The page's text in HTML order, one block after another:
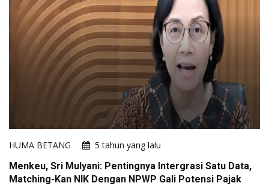
HUMA BETANG
5 tahun yang lalu
Menkeu, Sri Mulyani: Pentingnya Intergrasi Satu Data,
Matching-Kan NIK Dengan NPWP Gali Potensi Pajak